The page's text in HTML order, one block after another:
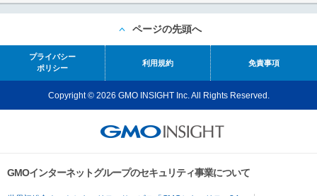
ページの先頭へ
プライバシー
ポリシー
利用規約 免責事項
Copyright © 2026 GMO INSIGHT Inc. All Rights Reserved.
GMOインターネットグループのセキュリティ事業について